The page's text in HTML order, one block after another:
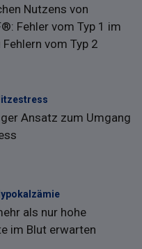
Nutzens von
Fehler vom Typ 1 im
vom Typ 2
Ansatz zum Umgang
als nur hohe
im Blut erwarten